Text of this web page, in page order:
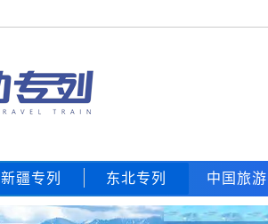
新疆专列 东北专列 中国旅游